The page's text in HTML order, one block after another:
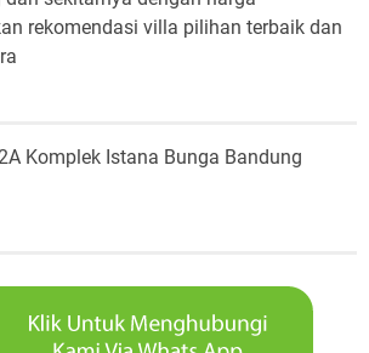
rekomendasi villa pilihan terbaik dan
Komplek Istana Bunga Bandung